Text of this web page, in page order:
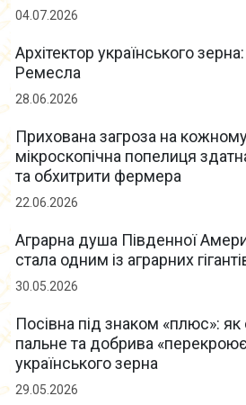
04.07.2026
Архітектор українського
Ремесла
28.06.2026
Прихована загроза на
мікроскопічна попелиця
та обхитрити фермера
22.06.2026
Аграрна душа Південної
стала одним із аграрних
30.05.2026
Посівна під знаком «плюс»: як
пальне та добрива
українського зерна
29.05.2026